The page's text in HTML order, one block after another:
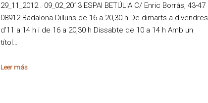
29_11_2012 . 09_02_2013 ESPAI BETÚLIA C/ Enric Borràs, 43-47
08912 Badalona Dilluns de 16 a 20,30 h De dimarts a divendres
d’11 a 14 h i de 16 a 20,30 h Dissabte de 10 a 14 h Amb un
títol…
Leer más